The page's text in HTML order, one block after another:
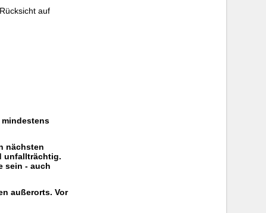
auf
mindestens
nächsten
unfallträchtig.
sein - auch
außerorts. Vor